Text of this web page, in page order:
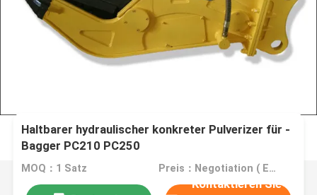
Haltbarer hydraulischer konkreter Pulverizer für -
Bagger PC210 PC250
MOQ：1 Satz Preis：Negotiation ( EXW , FOB or CIF price )
Kontaktieren Sie